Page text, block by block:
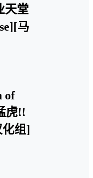
天堂
马
of
虎!!
化组]